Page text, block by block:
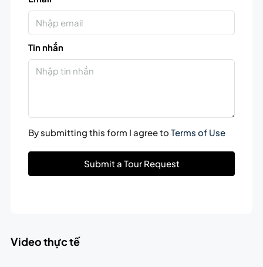
Tin nhắn
By submitting this form I agree to Terms of Use
Submit a Tour Request
Video thực tế